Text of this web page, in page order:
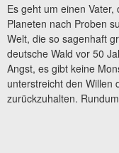
Es geht um einen
Planeten nach Proben
Welt, die so sagenhaft
deutsche Wald vor 50
Angst, es gibt keine
unterstreicht den Willen
zurückzuhalten.